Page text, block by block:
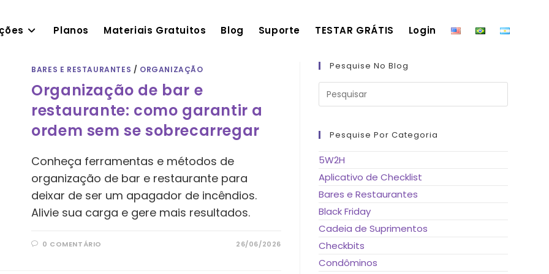
Planos Materiais Gratuitos Blog Suporte TESTAR GRÁTIS Login
BARES E RESTAURANTES / ORGANIZAÇÃO
Organização de bar e
restaurante: como garantir a
ordem sem se sobrecarregar
Conheça ferramentas e métodos de
organização de bar e restaurante para
deixar de ser um apagador de incêndios.
Alivie sua carga e gere mais resultados.
0 COMENTÁRIO 26/06/2026
Pesquise No Blog
Pressione
tecla
Pesquise Por Categoria
5W2H
Aplicativo de Checklist
Bares e Restaurantes
Black Friday
Cadeia de Suprimentos
Checkbits
Condôminos